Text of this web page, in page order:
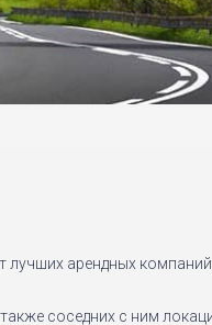
арендных
соседних с ним